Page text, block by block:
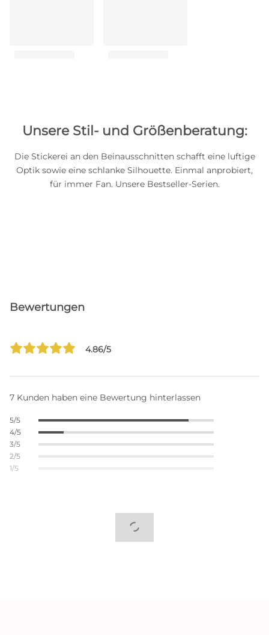
Unsere Stil- und Größenberatung:
Die Stickerei an den Beinausschnitten schafft eine luftige
Optik sowie eine schlanke Silhouette. Einmal anprobiert,
für immer Fan. Unsere Bestseller-Serien.
Bewertungen
4.86/5
7 Kunden haben eine Bewertung hinterlassen
5/5
4/5
3/5
2/5
1/5